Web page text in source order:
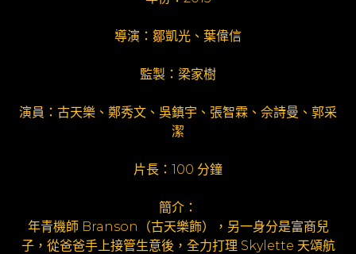
導演：鄒凱光、葉偉信
監製：梁家樹
演員：古天樂、鄭秀文、吳鎮宇、張智霖、佘詩曼、郭采
潔
片長：100 分鐘
簡介：
年青機師 Branson（古天樂飾），另一身分是富商兒
子，從爸爸手上接管生意後，全力打理 Skylette 天頌航